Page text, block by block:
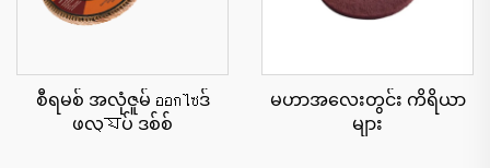
စီရမစ် အလုံဇူမ် ออกไซဒ်
ဖလ্যပ် ဒစ်စ်
မဟာအလေးတွင်း ကိရိယာ
များ